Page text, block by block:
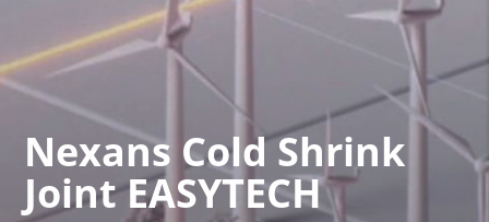
Nexans Cold Shrink
Joint EASYTECH